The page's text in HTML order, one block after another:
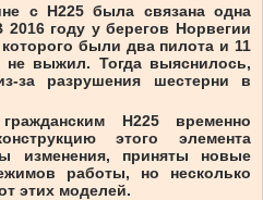
с H225 была связана одна
2016 году у берегов Норвегии
были два пилота и 11
не выжил. Тогда выяснилось,
за разрушения шестерни в
H225 временно
этого элемента
изменения, приняты новые
работы, но несколько
этих моделей.